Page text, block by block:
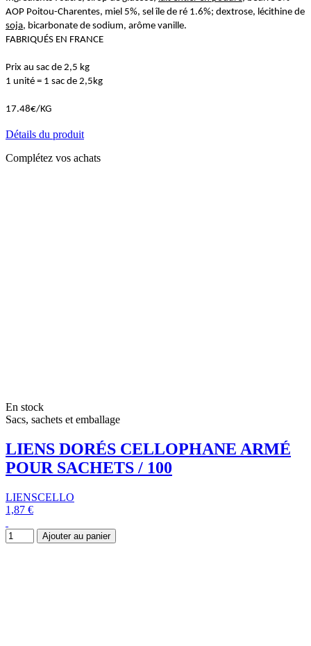
AOP Poitou-Charentes, miel 5%, sel île de ré 1.6%; dextrose, lécithine de
soja, bicarbonate de sodium, arôme vanille.
FABRIQUÉS EN FRANCE
Prix au sac de 2,5 kg
1 unité = 1 sac de 2,5kg
17.48€/KG
Détails du produit
Complétez vos achats
En stock
Sacs, sachets et emballage
LIENS DORÉS CELLOPHANE ARMÉ
POUR SACHETS / 100
LIENSCELLO
1,87 €
Ajouter au panier